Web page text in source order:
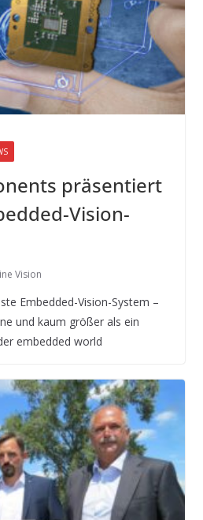
präsentiert
Vision-
Vision
Embedded-Vision-System –
und kaum größer als ein
embedded world